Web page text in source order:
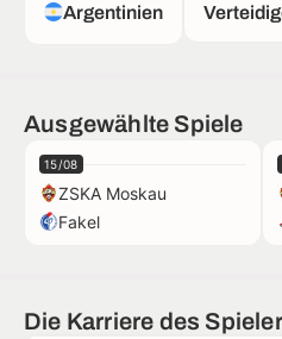
Argentinien
Ausgewählte Spiele
15/08
ZSKA Moskau
Fakel
Die Karriere des